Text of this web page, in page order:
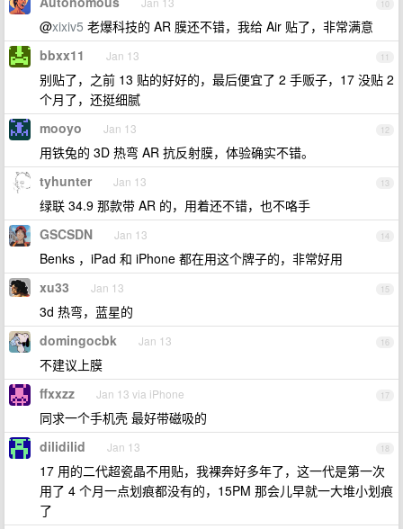
10
@xixiv5 老爆科技的 AR 膜还不错，我给 Air 贴了，非常满意
11
bbxx11 Jan 13
别贴了，之前 13 贴的好好的，最后便宜了 2 手贩子，17 没贴 2
个月了，还挺细腻
12
mooyo Jan 13
用铁兔的 3D 热弯 AR 抗反射膜，体验确实不错。
13
tyhunter Jan 13
绿联 34.9 那款带 AR 的，用着还不错，也不咯手
14
GSCSDN Jan 13
Benks ，iPad 和 iPhone 都在用这个牌子的，非常好用
15
xu33 Jan 13
3d 热弯，蓝星的
16
domingocbk Jan 13
不建议上膜
17
ffxxzz Jan 13 via iPhone
同求一个手机壳 最好带磁吸的
18
dilidilid Jan 13
17 用的二代超瓷晶不用贴，我裸奔好多年了，这一代是第一次
用了 4 个月一点划痕都没有的，15PM 那会儿早就一大堆小划痕
了